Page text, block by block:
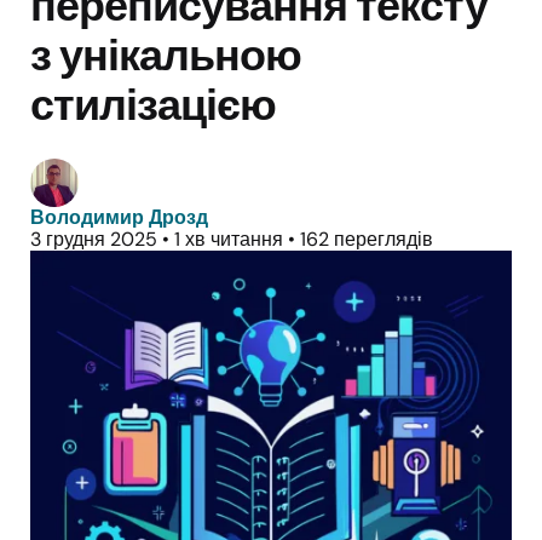
з унікальною
стилізацією
Володимир Дрозд
3 грудня 2025 • 1 хв читання • 162 переглядів